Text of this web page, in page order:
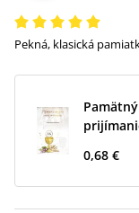
0,68 €
Pekná, klasická